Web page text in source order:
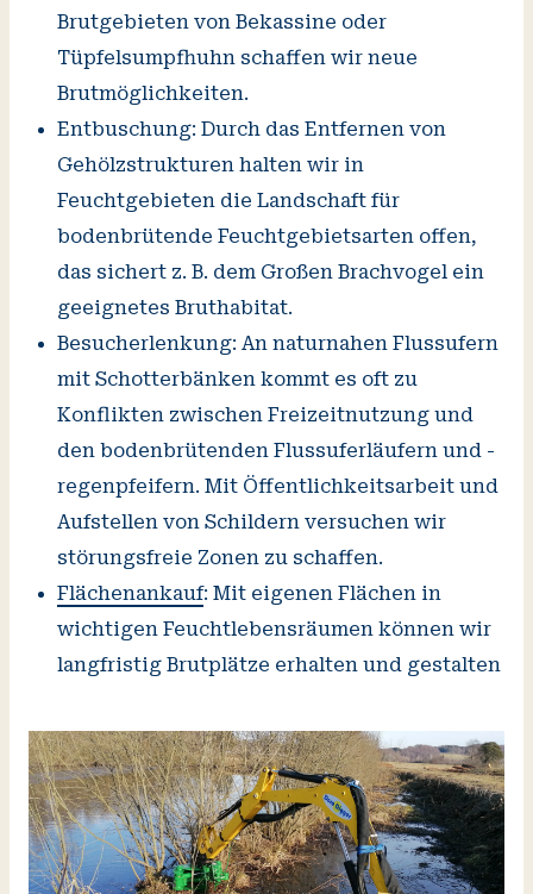
Brutgebieten von Bekassine oder
Tüpfelsumpfhuhn schaffen wir neue
Brutmöglichkeiten.
Entbuschung: Durch das Entfernen von
Gehölzstrukturen halten wir in
Feuchtgebieten die Landschaft für
bodenbrütende Feuchtgebietsarten offen,
das sichert z. B. dem Großen Brachvogel ein
geeignetes Bruthabitat.
Besucherlenkung: An naturnahen Flussufern
mit Schotterbänken kommt es oft zu
Konflikten zwischen Freizeitnutzung und
den bodenbrütenden Flussuferläufern und -
regenpfeifern. Mit Öffentlichkeitsarbeit und
Aufstellen von Schildern versuchen wir
störungsfreie Zonen zu schaffen.
Flächenankauf: Mit eigenen Flächen in
wichtigen Feuchtlebensräumen können wir
langfristig Brutplätze erhalten und gestalten